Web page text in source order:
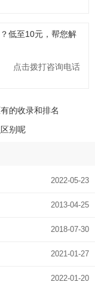
低至10元，帮您解
点击拨打咨询电话
的收录和排名
别呢
2022-05-23
2013-04-25
2018-07-30
2021-01-27
2022-01-20